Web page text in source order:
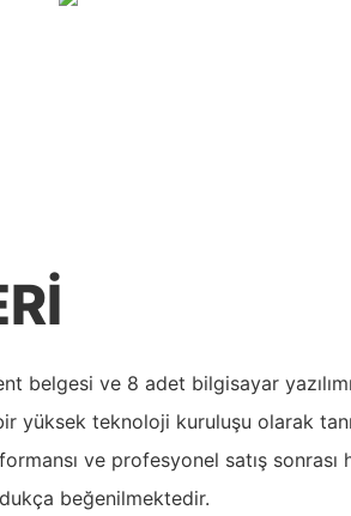
belgesi ve 8 adet bilgisayar
yüksek teknoloji kuruluşu olarak
ve profesyonel satış sonrası
beğenilmektedir.